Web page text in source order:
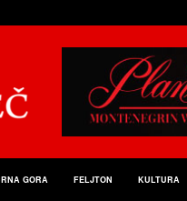
GORA FELJTON KULTURA